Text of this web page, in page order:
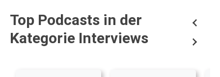
Top Podcasts in der
Kategorie Interviews